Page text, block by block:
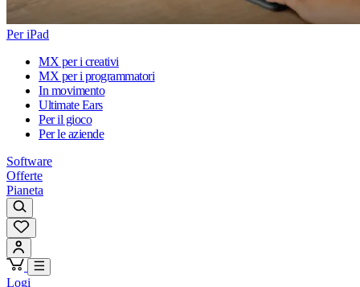
Per iPad
MX per i creativi
MX per i programmatori
In movimento
Ultimate Ears
Per il gioco
Per le aziende
Software
Offerte
Pianeta
Logi